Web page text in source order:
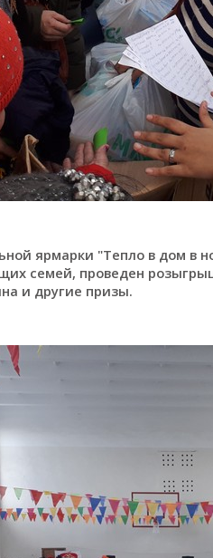
ярмарки "Тепло в дом в
семей, проведен
и другие призы.